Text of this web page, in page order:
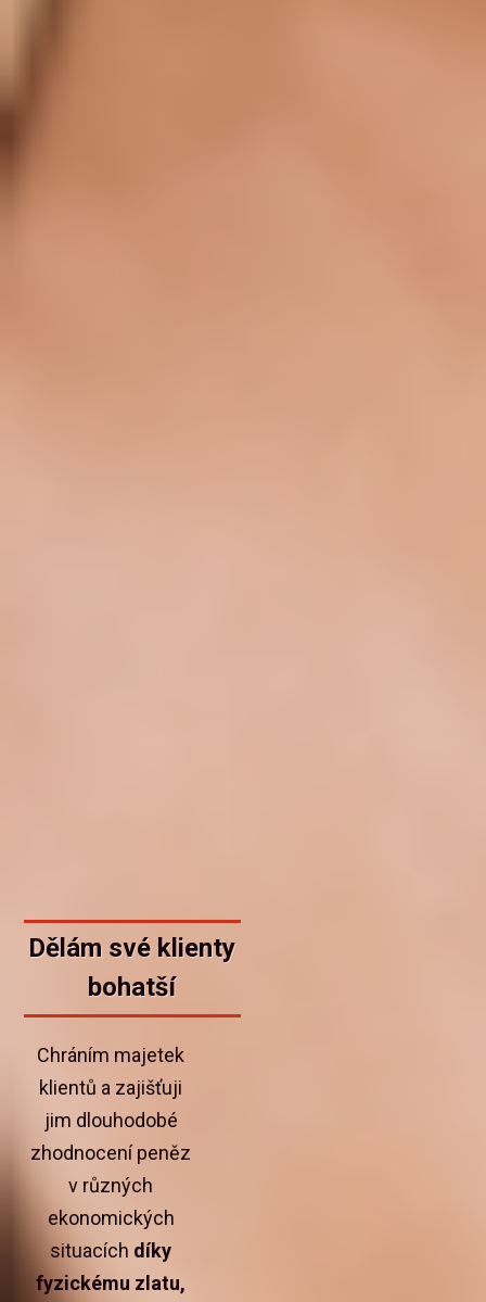
Dělám své klienty
bohatší
Chráním majetek
klientů a zajišťuji
jim dlouhodobé
zhodnocení peněz
v různých
ekonomických
situacích díky
fyzickému zlatu,